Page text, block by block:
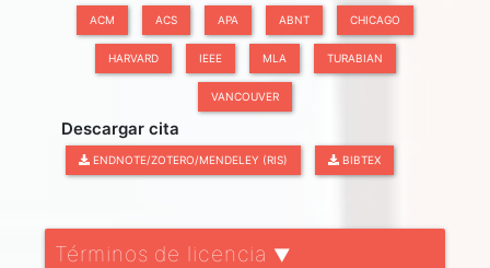
ACM ACS APA ABNT CHICAGO
HARVARD IEEE MLA TURABIAN
VANCOUVER
Descargar cita
ENDNOTE/ZOTERO/MENDELEY (RIS) BIBTEX
Términos de licencia ▼